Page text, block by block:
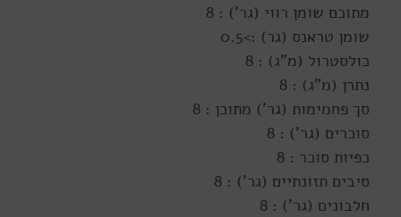
מתוכם שומן רווי (גר') : 8
שומן טראנס (גר) :>0.5
כולסטרול (מ"ג) : 8
נתרן (מ"ג) : 8
סך פחמימות (גר') מתוכן : 8
סוכרים (גר') : 8
כפיות סוכר : 8
סיבים תזונתיים (גר') : 8
חלבונים (גר') : 8